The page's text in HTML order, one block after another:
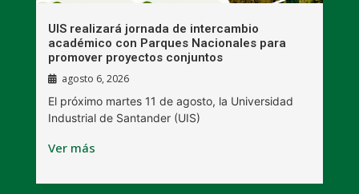
UIS realizará jornada de intercambio
académico con Parques Nacionales para
promover proyectos conjuntos
agosto 6, 2026
El próximo martes 11 de agosto, la Universidad
Industrial de Santander (UIS)
Ver más